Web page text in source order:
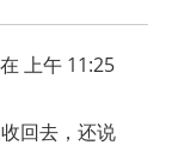
上午 11:25
回去，还说